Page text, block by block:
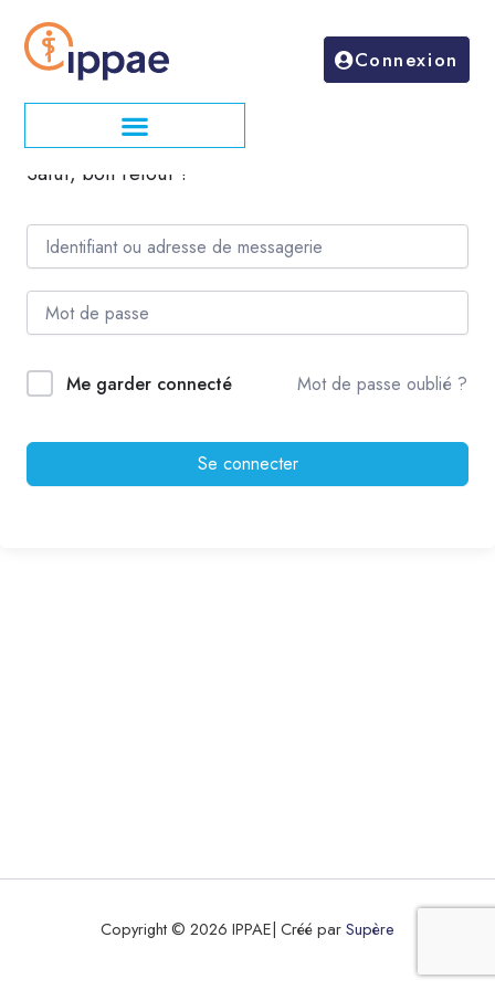
contenu
Connexion
Salut, bon retour !
Me garder connecté Mot de passe oublié ?
Se connecter
Copyright © 2026 IPPAE| Créé parSupère